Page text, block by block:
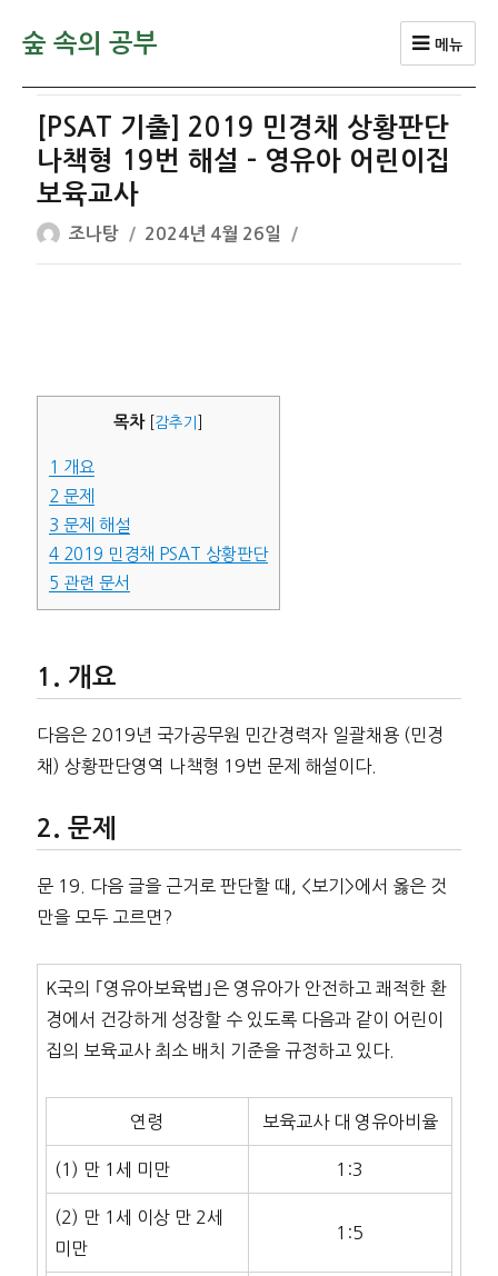
숲 속의 공부 메뉴
[PSAT 기출] 2019 민경채 상황판단
나책형 19번 해설 – 영유아 어린이집
보육교사
글
쓴
조나탕
작
성
2024년 4월 26일
목차 감추기
1 개요
2 문제
3 문제 해설
42019 민경채 PSAT 상황판단
5 관련 문서
개요
다음은 2019년 국가공무원 민간경력자 일괄채용 (민경
채) 상황판단영역 나책형 19번 문제 해설이다.
문제
문 19. 다음 글을 근거로 판단할 때, <보기>에서 옳은 것
만을 모두 고르면?
K국의 ｢영유아보육법｣은 영유아가 안전하고 쾌적한 환
경에서 건강하게 성장할 수 있도록 다음과 같이 어린이
집의 보육교사 최소 배치 기준을 규정하고 있다.
연령 보육교사 대 영유아비율
(1) 만 1세 미만 1:3
(2) 만 1세 이상 만 2세
미만
1:5